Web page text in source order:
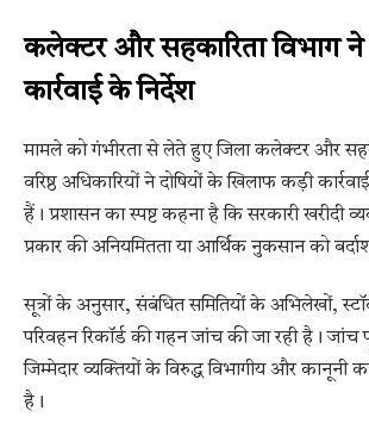
कलेक्टर और सहकारिता विभाग
कार्रवाई के निर्देश
मामले को गंभीरता से लेते हुए जिला कलेक्टर और
वरिष्ठ अधिकारियों ने दोषियों के खिलाफ कड़ी
हैं। प्रशासन का स्पष्ट कहना है कि सरकारी खरीदी
प्रकार की अनियमितता या आर्थिक नुकसान को
सूत्रों के अनुसार, संबंधित समितियों के अभिलेखों,
परिवहन रिकॉर्ड की गहन जांच की जा रही है। जांच
जिम्मेदार व्यक्तियों के विरुद्ध विभागीय और कानूनी
है।